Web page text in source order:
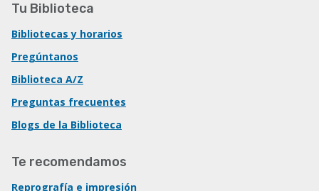
Tu Biblioteca
Bibliotecas y horarios
Pregúntanos
Biblioteca A/Z
Preguntas frecuentes
Blogs de la Biblioteca
Te recomendamos
Reprografía e impresión